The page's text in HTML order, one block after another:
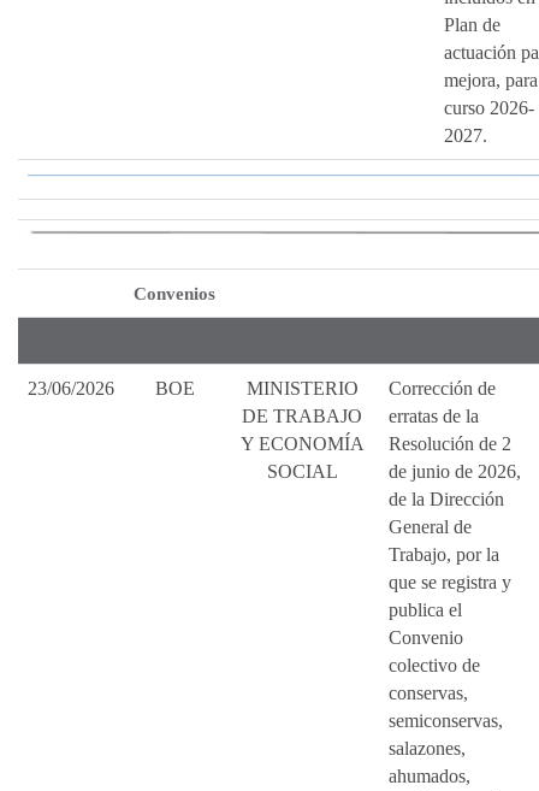
Plan de
actuación
mejora,
curso 2026-
2027.
Convenios
23/06/2026 BOE
MINISTERIO
DE TRABAJO
Y ECONOMÍA
SOCIAL
Corrección de
erratas de la
Resolución de 2
de junio de 2026,
de la Dirección
General de
Trabajo, por la
que se registra y
publica el
Convenio
colectivo de
conservas,
semiconservas,
salazones,
ahumados,